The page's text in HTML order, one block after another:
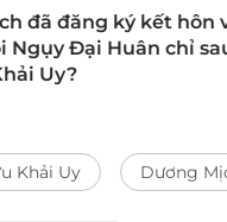
đã đăng ký kết hôn
Ngụy Đại Huân chỉ
Uy?
Khải Uy Dương